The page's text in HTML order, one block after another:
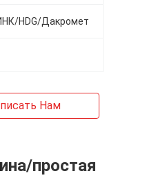
HDG/Дакромет
Нам
простая